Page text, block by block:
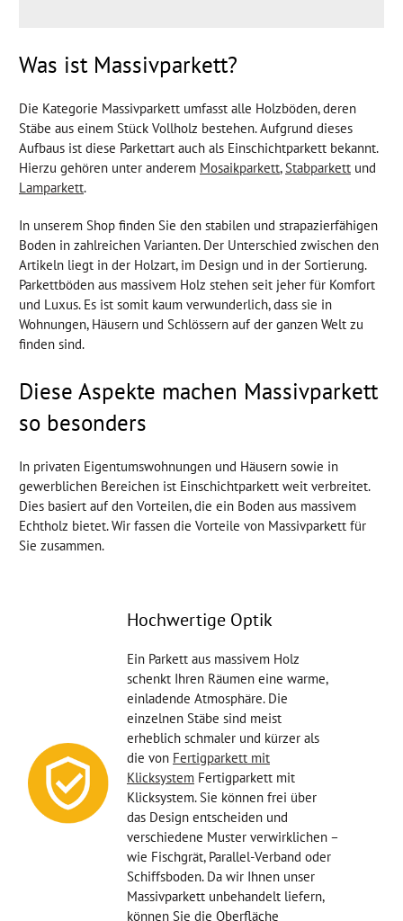
Was ist Massivparkett?
Die Kategorie Massivparkett umfasst alle Holzböden, deren
Stäbe aus einem Stück Vollholz bestehen. Aufgrund dieses
Aufbaus ist diese Parkettart auch als Einschichtparkett bekannt.
Hierzu gehören unter anderem Mosaikparkett,Stabparkett und
Lamparkett.
In unserem Shop finden Sie den stabilen und strapazierfähigen
Boden in zahlreichen Varianten. Der Unterschied zwischen den
Artikeln liegt in der Holzart, im Design und in der Sortierung.
Parkettböden aus massivem Holz stehen seit jeher für Komfort
und Luxus. Es ist somit kaum verwunderlich, dass sie in
Wohnungen, Häusern und Schlössern auf der ganzen Welt zu
finden sind.
Diese Aspekte machen Massivparkett
so besonders
In privaten Eigentumswohnungen und Häusern sowie in
gewerblichen Bereichen ist Einschichtparkett weit verbreitet.
Dies basiert auf den Vorteilen, die ein Boden aus massivem
Echtholz bietet. Wir fassen die Vorteile von Massivparkett für
Sie zusammen.
Hochwertige Optik
Ein Parkett aus massivem Holz
schenkt Ihren Räumen eine warme,
einladende Atmosphäre. Die
einzelnen Stäbe sind meist
erheblich schmaler und kürzer als
die von Fertigparkett mit
Klicksystem Fertigparkett mit
Klicksystem. Sie können frei über
das Design entscheiden und
verschiedene Muster verwirklichen –
wie Fischgrät, Parallel-Verband oder
Schiffsboden. Da wir Ihnen unser
Massivparkett unbehandelt liefern,
können Sie die Oberfläche